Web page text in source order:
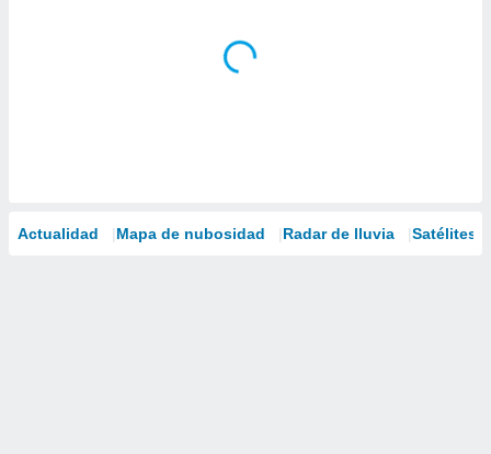
Actualidad Mapa de nubosidad Radar de lluvia Satélites